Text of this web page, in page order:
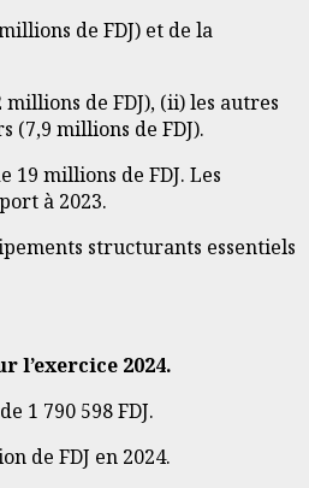
de FDJ) et de la
de FDJ), (ii) les autres
(7,9 millions de FDJ).
19 millions de FDJ. Les
à 2023.
structurants essentiels
l’exercice 2024.
1 790 598 FDJ.
de FDJ en 2024.